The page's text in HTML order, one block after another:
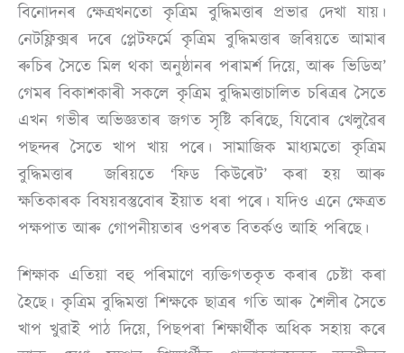
বিনোদনৰ ক্ষেত্ৰখনতো কৃত্ৰিম বুদ্ধিমত্তাৰ প্ৰভাৱ দেখা যায়।
নেটফ্লিক্সৰ দৰে প্লেটফৰ্মে কৃত্ৰিম বুদ্ধিমত্তাৰ জৰিয়তে আমাৰ
ৰুচিৰ সৈতে মিল থকা অনুষ্ঠানৰ পৰামৰ্শ দিয়ে, আৰু ভিডিঅ’
গেমৰ বিকাশকাৰী সকলে কৃত্ৰিম বুদ্ধিমত্তাচালিত চৰিত্ৰৰ সৈতে
এখন গভীৰ অভিজ্ঞতাৰ জগত সৃষ্টি কৰিছে, যিবোৰ খেলুৱৈৰ
পছন্দৰ সৈতে খাপ খায় পৰে। সামাজিক মাধ্যমতো কৃত্ৰিম
বুদ্ধিমত্তাৰ জৰিয়তে ‘ফিড কিউৰেট’ কৰা হয় আৰু
ক্ষতিকাৰক বিষয়বস্তুবোৰ ইয়াত ধৰা পৰে। যদিও এনে ক্ষেত্ৰত
পক্ষপাত আৰু গোপনীয়তাৰ ওপৰত বিতৰ্কও আহি পৰিছে।
শিক্ষাক এতিয়া বহু পৰিমাণে ব্যক্তিগতকৃত কৰাৰ চেষ্টা কৰা
হৈছে। কৃত্ৰিম বুদ্ধিমত্তা শিক্ষকে ছাত্ৰৰ গতি আৰু শৈলীৰ সৈতে
খাপ খুৱাই পাঠ দিয়ে, পিছপৰা শিক্ষাৰ্থীক অধিক সহায় কৰে